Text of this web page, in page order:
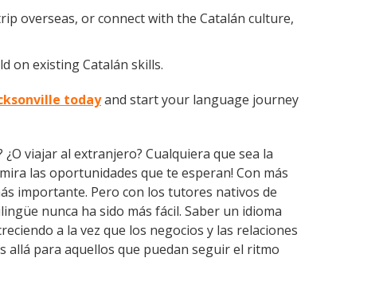
overseas, or connect with the Catalán culture,
on existing Catalán skills.
todayand start your language journey
viajar al extranjero? Cualquiera que sea la
las oportunidades que te esperan! Con más
importante. Pero con los tutores nativos de
nunca ha sido más fácil. Saber un idioma
a la vez que los negocios y las relaciones
allá para aquellos que puedan seguir el ritmo